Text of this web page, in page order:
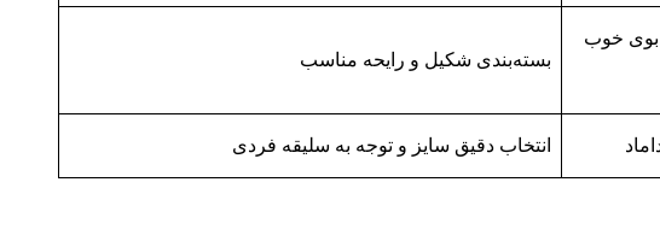
بوی خوب
بسته‌بندی شکیل و رایحه مناسب
انتخاب دقیق سایز و توجه به سلیقه فردی